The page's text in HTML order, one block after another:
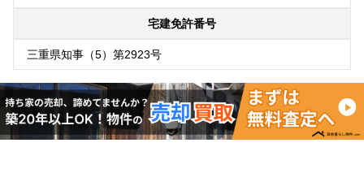
宅建免許番号
三重県知事（5）第2923号